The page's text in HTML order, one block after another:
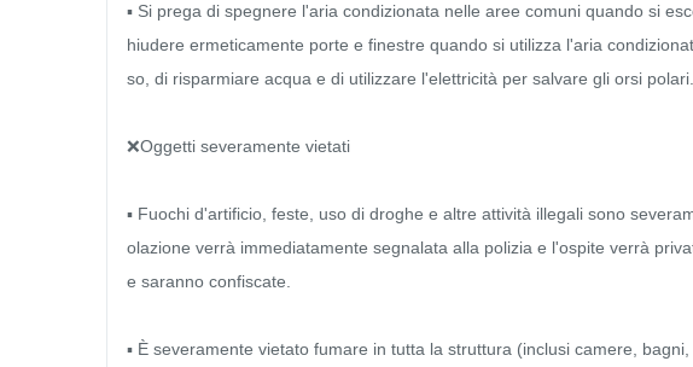
▪ Si prega di spegnere l'aria condizionata nelle aree comuni quando si
hiudere ermeticamente porte e finestre quando si utilizza l'aria
so, di risparmiare acqua e di utilizzare l'elettricità per salvare gli orsi polari.
❌Oggetti severamente vietati
▪ Fuochi d'artificio, feste, uso di droghe e altre attività illegali sono
olazione verrà immediatamente segnalata alla polizia e l'ospite verrà
e saranno confiscate.
▪ È severamente vietato fumare in tutta la struttura (inclusi camere,